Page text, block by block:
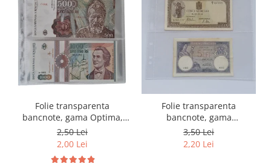
Folie transparenta
bancnote, gama Optima,
cod SH252, 3
compartimente
2,50 Lei
2,00 Lei
Folie transparenta
bancnote, gama
Grande(A4), cod SH312, 3
compartimente
3,50 Lei
2,20 Lei